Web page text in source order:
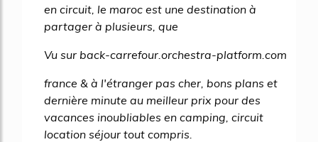
en circuit, le maroc est une destination à
partager à plusieurs, que
Vu sur back-carrefour.orchestra-platform.com
france & à l'étranger pas cher, bons plans et
dernière minute au meilleur prix pour des
vacances inoubliables en camping, circuit
location séjour tout compris.